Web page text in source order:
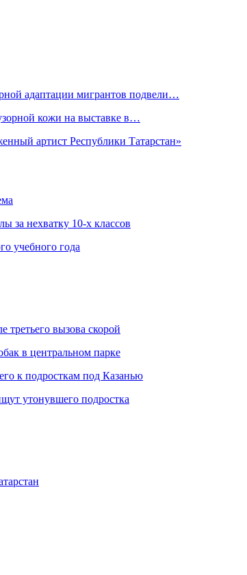
адаптации мигрантов подвели…
кожи на выставке в…
артист Республики Татарстан»
за нехватку 10-х классов
учебного года
вызова скорой
в центральном парке
к подросткам под Казанью
утонувшего подростка